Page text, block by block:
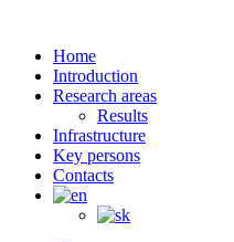
Home
Introduction
Research areas
Results
Infrastructure
Key persons
Contacts